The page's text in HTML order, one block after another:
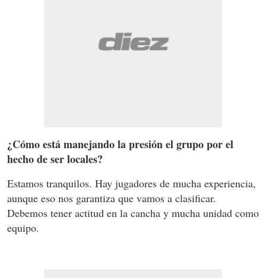
¿Cómo está manejando la presión el grupo por el
hecho de ser locales?
Estamos tranquilos. Hay jugadores de mucha experiencia,
aunque eso nos garantiza que vamos a clasificar.
Debemos tener actitud en la cancha y mucha unidad como
equipo.